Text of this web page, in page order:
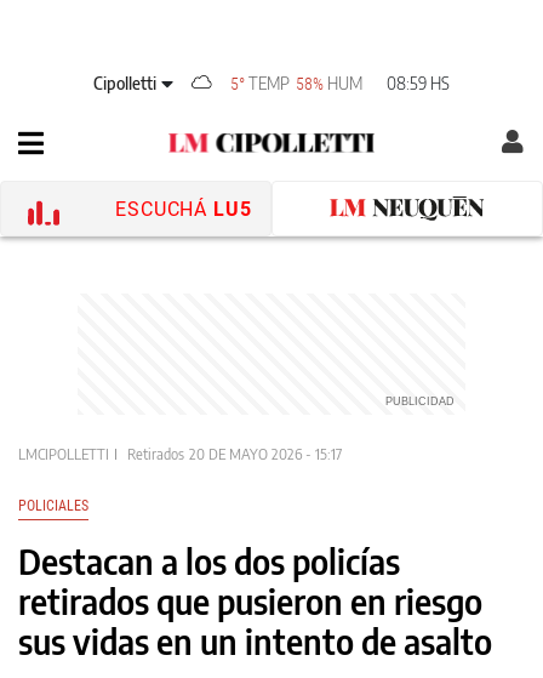
Cipolletti 5° TEMP 58% HUM 08:59 HS
ESCUCHÁ LU5
LMCIPOLLETTI Retirados 20 DE MAYO 2026 - 15:17
POLICIALES
Destacan a los dos policías
retirados que pusieron en riesgo
sus vidas en un intento de asalto